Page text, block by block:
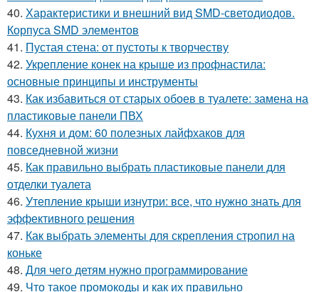
40. Характеристики и внешний вид SMD-светодиодов.
Корпуса SMD элементов
41. Пустая стена: от пустоты к творчеству
42. Укрепление конек на крыше из профнастила:
основные принципы и инструменты
43. Как избавиться от старых обоев в туалете: замена на
пластиковые панели ПВХ
44. Кухня и дом: 60 полезных лайфхаков для
повседневной жизни
45. Как правильно выбрать пластиковые панели для
отделки туалета
46. Утепление крыши изнутри: все, что нужно знать для
эффективного решения
47. Как выбрать элементы для скрепления стропил на
коньке
48. Для чего детям нужно программирование
49. Что такое промокоды и как их правильно